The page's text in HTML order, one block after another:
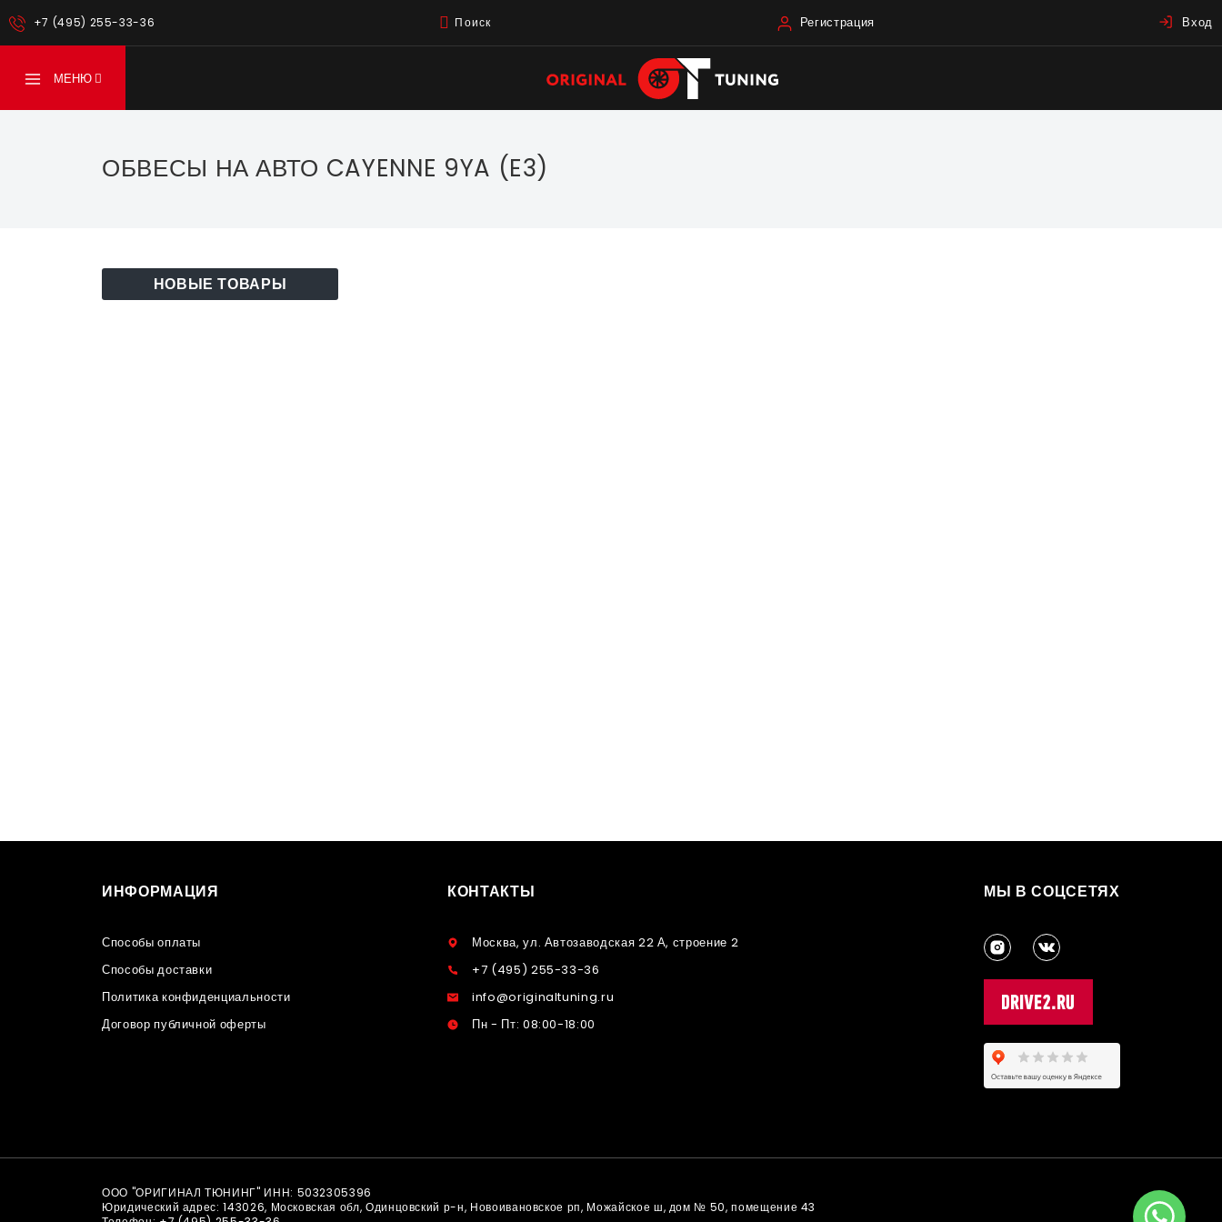
+7 (495) 255-33-36 Поиск Регистрация Вход
МЕНЮ
ОБВЕСЫ НА АВТО CAYENNE 9YA (E3)
НОВЫЕ ТОВАРЫ
ИНФОРМАЦИЯ
Способы оплаты
Способы доставки
Политика конфиденциальности
Договор публичной оферты
КОНТАКТЫ
Москва, ул. Автозаводская 22 А, строение 2
+7 (495) 255-33-36
info@originaltuning.ru
Пн - Пт: 08:00-18:00
МЫ В СОЦСЕТЯХ
ООО "ОРИГИНАЛ ТЮНИНГ" ИНН: 5032305396
Юридический адрес: 143026, Московская обл, Одинцовский р-н, Новоивановское рп, Можайское ш, дом № 50, помещение 43